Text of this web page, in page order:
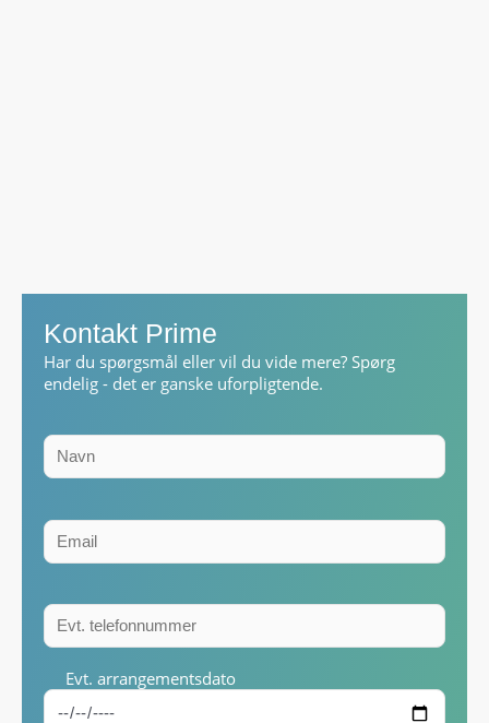
Kontakt Prime
Har du spørgsmål eller vil du vide mere? Spørg
endelig - det er ganske uforpligtende.
Evt. arrangementsdato